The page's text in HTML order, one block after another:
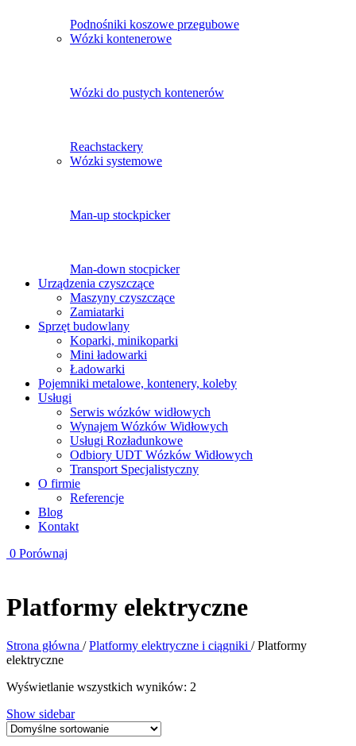
Podnośniki koszowe przegubowe
Wózki kontenerowe
Wózki do pustych kontenerów
Reachstackery
Wózki systemowe
Man-up stockpicker
Man-down stocpicker
Urządzenia czyszczące
Maszyny czyszczące
Zamiatarki
Sprzęt budowlany
Koparki, minikoparki
Mini ładowarki
Ładowarki
Pojemniki metalowe, kontenery, koleby
Usługi
Serwis wózków widłowych
Wynajem Wózków Widłowych
Usługi Rozładunkowe
Odbiory UDT Wózków Widłowych
Transport Specjalistyczny
O firmie
Referencje
Blog
Kontakt
0 Porównaj
Platformy elektryczne
Strona główna / Platformy elektryczne i ciągniki / Platformy
elektryczne
Wyświetlanie wszystkich wyników: 2
Show sidebar